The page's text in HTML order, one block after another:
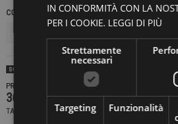
COLORE TAGLIE INTERNAZIONALI
SOLD OUT
PRODOTTO NON DISPONIBILE CONTATTACI PER
369,00 €
TASSE INCLUSE
IN CONFORMITÀ CON LA
PER I COOKIE. LEGGI DI PIÙ
Strettamente
necessari
Targeting Funzionalità